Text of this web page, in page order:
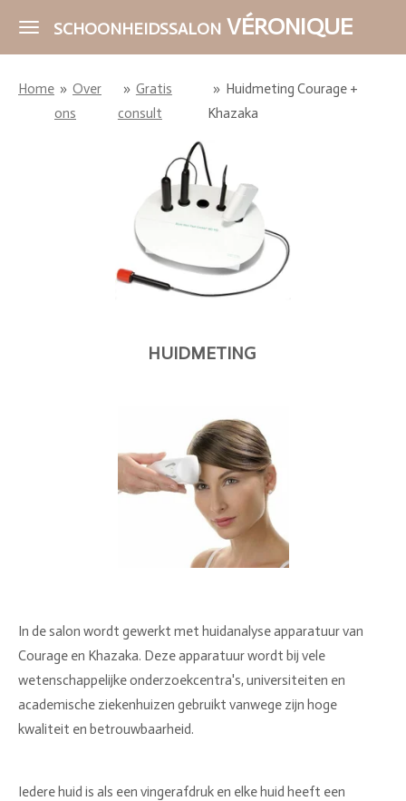
Ga
de
hoofdinhoud
SCHOONHEIDSSALON VÉRONIQUE
Home » Over
ons
» Gratis
consult
» Huidmeting Courage +
Khazaka
HUIDMETING
In de salon wordt gewerkt met huidanalyse apparatuur van
Courage en Khazaka. Deze apparatuur wordt bij vele
wetenschappelijke onderzoekcentra's, universiteiten en
academische ziekenhuizen gebruikt vanwege zijn hoge
kwaliteit en betrouwbaarheid.
Iedere huid is als een vingerafdruk en elke huid heeft een